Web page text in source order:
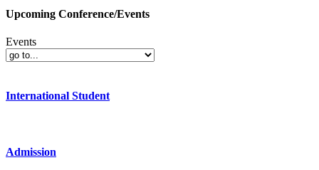
Upcoming Conference/Events
Events
International Student
Admission